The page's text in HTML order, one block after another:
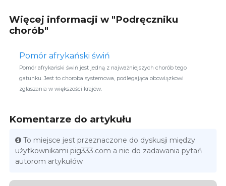
Więcej informacji w "Podręczniku
chorób"
Pomór afrykański świń
Pomór afrykański świń jest jedną z najważniejszych chorób tego
gatunku. Jest to choroba systemowa, podlegająca obowiązkowi
zgłaszania w większości krajów.
Komentarze do artykułu
To miejsce jest przeznaczone do dyskusji między
użytkownikami pig333.com a nie do zadawania pytań
autorom artykułów